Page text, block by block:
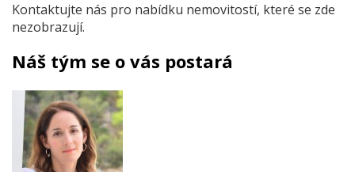
Kontaktujte nás pro nabídku nemovitostí, které se zde
nezobrazují.
Náš tým se o vás postará